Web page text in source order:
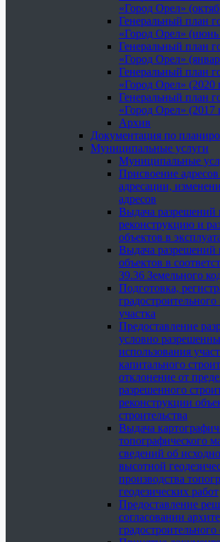
«Город Орел»
Генеральный план
«Город Орел» (июнь
Генеральный план
«Город Орел»
Генеральный план
«Город Орел» (2020
Генеральный план
«Город Орел» (2017
Архив
Документация по
Муниципальные услуги
Муниципальные
Присвоение
адресации,
адресов
Выдача разрешений
реконструкцию и
объектов в
Выдача разрешений
объектов в
39.36 Земельного
Подготовка,
участка
Предоставление
условно
использования
капитального
отклонение от
разрешенного
реконструкции
строительства
Выдача
топографического
сведений об
высотной
производства
геодезических работ
Предоставление
согласовании